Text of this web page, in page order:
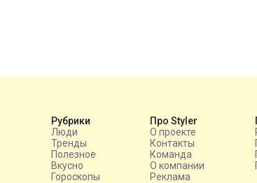
Рубрики
Люди
Тренды
Полезное
Вкусно
Гороскопы
Про Styler
О проекте
Контакты
Команда
О компании
Реклама